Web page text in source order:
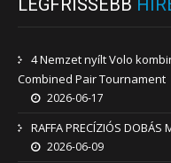
LEGFRISSEBB
4 Nemzet nyílt Volo
Combined Pair Tournament
2026-06-17
RAFFA PRECÍZIÓS DOBÁS
2026-06-09